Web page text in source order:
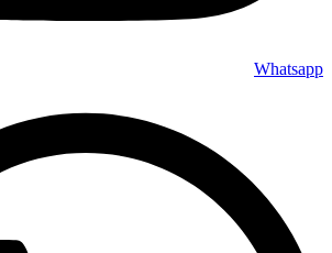
Whatsapp